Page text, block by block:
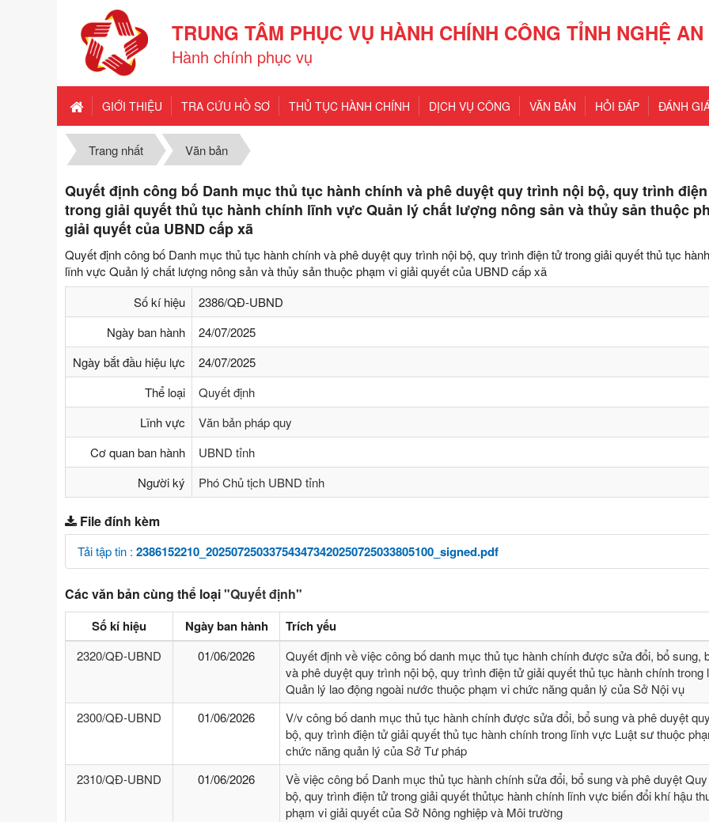
TRUNG TÂM PHỤC VỤ HÀNH CHÍNH CÔNG TỈNH NGHỆ AN
Hành chính phục vụ
GIỚI THIỆU TRA CỨU HỒ SƠ THỦ TỤC HÀNH CHÍNH DỊCH VỤ CÔNG VĂN BẢN HỎI ĐÁP ĐÁNH
Trang nhất Văn bản
Quyết định công bố Danh mục thủ tục hành chính và phê duyệt quy trình nội bộ, quy trình
trong giải quyết thủ tục hành chính lĩnh vực Quản lý chất lượng nông sản và thủy sản thuộc
giải quyết của UBND cấp xã
Quyết định công bố Danh mục thủ tục hành chính và phê duyệt quy trình nội bộ, quy trình điện tử trong giải quyết thủ tục
lĩnh vực Quản lý chất lượng nông sản và thủy sản thuộc phạm vi giải quyết của UBND cấp xã
Số kí hiệu
2386/QĐ-UBND
Ngày ban hành
24/07/2025
Ngày bắt đầu hiệu lực
24/07/2025
Thể loại
Quyết định
Lĩnh vực
Văn bản pháp quy
Cơ quan ban hành
UBND tỉnh
Người ký
Phó Chủ tịch UBND tỉnh
File đính kèm
Tải tập tin : 2386152210_202507250337543473420250725033805100_signed.pdf
Các văn bản cùng thể loại"Quyết định"
Số kí hiệu Ngày ban hành Trích yếu
2320/QĐ-UBND 01/06/2026
Quyết định về việc công bố danh mục thủ tục hành chính được sửa đổi, bổ sung,
và phê duyệt quy trình nội bộ, quy trình điện tử giải quyết thủ tục hành chính trong
Quản lý lao động ngoài nước thuộc phạm vi chức năng quản lý của Sở Nội vụ
2300/QĐ-UBND
01/06/2026
V/v công bố danh mục thủ tục hành chính được sửa đổi, bổ sung và phê duyệt
bộ, quy trình điện tử giải quyết thủ tục hành chính trong lĩnh vực Luật sư thuộc
chức năng quản lý của Sở Tư pháp
2310/QĐ-UBND
01/06/2026
Về việc công bố Danh mục thủ tục hành chính sửa đổi, bổ sung và phê duyệt
bộ, quy trình điện tử trong giải quyết thủtục hành chính lĩnh vực biến đổi khí hậu
phạm vi giải quyết của Sở Nông nghiệp và Môi trường